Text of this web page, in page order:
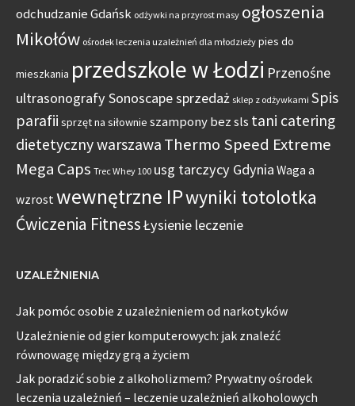
odchudzanie Gdańsk odżywki na przyrost masy ogłoszenia
Mikołów ośrodek leczenia uzależnień dla młodzieży pies do
mieszkania przedszkole w Łodzi Przenośne
ultrasonografy Sonoscape sprzedaż sklep z odżywkami Spis
parafii sprzęt na siłownie szampony bez sls tani catering
dietetyczny warszawa Thermo Speed Extreme
Mega Caps Trec Whey 100 usg tarczycy Gdynia Waga a
wzrost wewnętrzne IPwyniki totolotka
Ćwiczenia FitnessŁysienie leczenie
UZALEŻNIENIA
Jak pomóc osobie z uzależnieniem od narkotyków
Uzależnienie od gier komputerowych: jak znaleźć
równowagę między grą a życiem
Jak poradzić sobie z alkoholizmem? Prywatny ośrodek
leczenia uzależnień – leczenie uzależnień alkoholowych